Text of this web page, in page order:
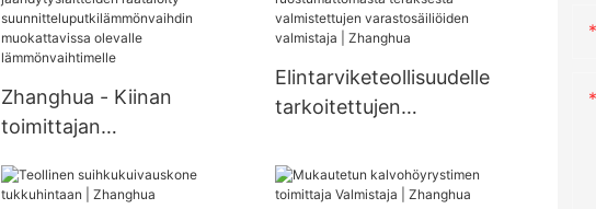
käymissäiliö.
teräksestä valmistettu
tyhjiökuivain,
suihkukuivausyksikkö
Zhanghua - Kiinan
toimittajan
räätälöity
Elintarviketeollisuudelle
tarkoitettujen
teräksestä valmistettujen
varastosäiliöiden